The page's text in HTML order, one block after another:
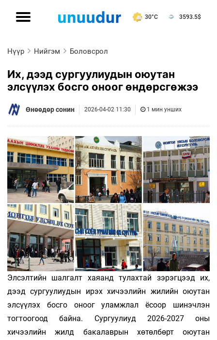
30°C 3593.5$
Нүүр Нийгэм Боловсрол
Их, дээд сургуулиудын оюутан
элсүүлэх босго оноог өндөрсгөжээ
Өнөөдөр сонин 2026-04-02 11:30 1 мин унших
Элсэлтийн шалгалт хаяанд тулах­тай зэрэгцээд их,
дээд сургуулиудын ирэх хичээ­лийн жилийн оюутан
элсүүлэх босго оноог уламжлал ёсоор шинэчлэн
тогтоогоод бай­на. Сур­гуулиуд 2026-2027 оны
хичээлийн жилд ба­ка­лаврын хө­төлбөрт оюутан